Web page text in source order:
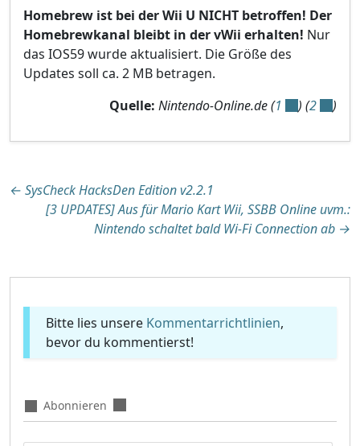
Homebrew ist bei der Wii U NICHT betroffen! Der
Homebrewkanal bleibt in der vWii erhalten! Nur
das IOS59 wurde aktualisiert. Die Größe des
Updates soll ca. 2 MB betragen.
Quelle: Nintendo-Online.de (1 ) (2 )
Beitragsnavigation
← SysCheck HacksDen Edition v2.2.1
[3 UPDATES] Aus für Mario Kart Wii, SSBB Online uvm.:
Nintendo schaltet bald Wi-Fi Connection ab →
Bitte lies unsere Kommentarrichtlinien,
bevor du kommentierst!
Abonnieren